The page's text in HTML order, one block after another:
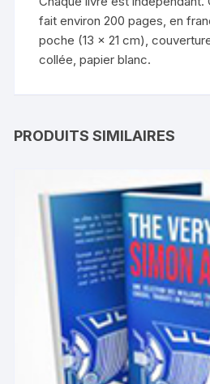
fait environ 200 pages, en
poche (13 x 21 cm),
collée, papier blanc.
PRODUITS SIMILAIRES